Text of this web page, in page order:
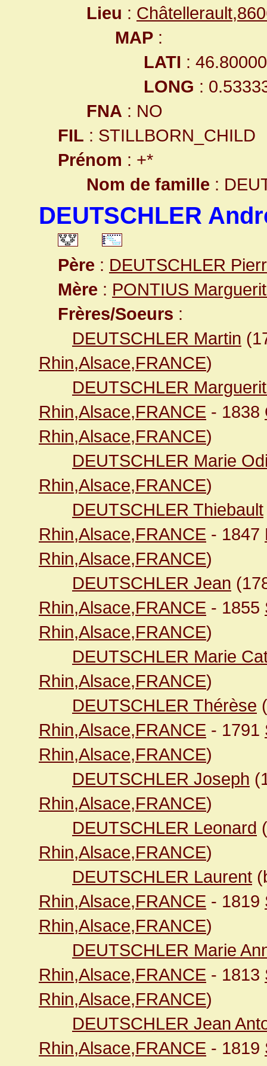
Lieu :
MAP :
LATI :
LONG :
FNA : NO
FIL : STILLBORN_CHILD
Prénom : +*
Nom de famille :
DEUTSCHLER
Père : DEUTSCHLER
Mère : PONTIUS
Frères/Soeurs :
DEUTSCHLER Martin
Rhin,Alsace,FRANCE)
DEUTSCHLER
Rhin,Alsace,FRANCE - 1838
Rhin,Alsace,FRANCE)
DEUTSCHLER Marie
Rhin,Alsace,FRANCE)
DEUTSCHLER Thiebault
Rhin,Alsace,FRANCE - 1847
Rhin,Alsace,FRANCE)
DEUTSCHLER Jean
Rhin,Alsace,FRANCE - 1855
Rhin,Alsace,FRANCE)
DEUTSCHLER Marie
Rhin,Alsace,FRANCE)
DEUTSCHLER Thérèse
Rhin,Alsace,FRANCE - 1791
Rhin,Alsace,FRANCE)
DEUTSCHLER Joseph
Rhin,Alsace,FRANCE)
DEUTSCHLER Leonard
Rhin,Alsace,FRANCE)
DEUTSCHLER Laurent
Rhin,Alsace,FRANCE - 1819
Rhin,Alsace,FRANCE)
DEUTSCHLER Marie
Rhin,Alsace,FRANCE - 1813
Rhin,Alsace,FRANCE)
DEUTSCHLER Jean
Rhin,Alsace,FRANCE - 1819